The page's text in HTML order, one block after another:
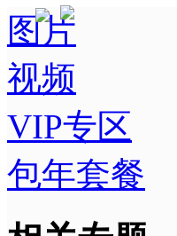
图片
视频
VIP专区
包年套餐